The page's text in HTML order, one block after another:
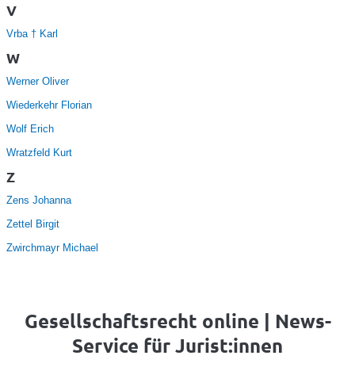
V
Vrba † Karl
W
Werner Oliver
Wiederkehr Florian
Wolf Erich
Wratzfeld Kurt
Z
Zens Johanna
Zettel Birgit
Zwirchmayr Michael
Gesellschaftsrecht online | News-
Service für Jurist:innen